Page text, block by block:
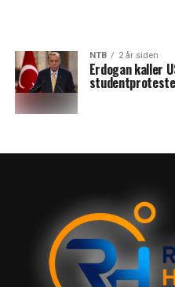
NTB 2 år siden
Erdogan kaller